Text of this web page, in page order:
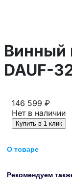
Винный
DAUF-
146 599 ₽
Нет в наличии
Купить в 1 клик
О товаре
Рекомендуем